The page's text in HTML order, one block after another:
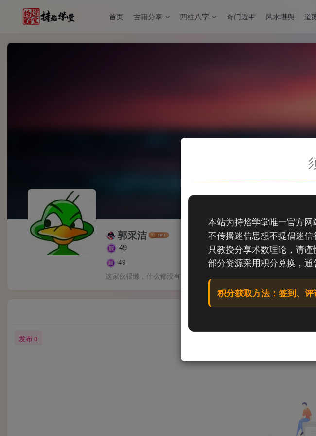
首页 古籍分享 四柱八字 奇门遁甲 风水堪舆 道
郭采洁
49
49
这家伙很懒，什么都没有写...
发布0
本站为持焰学堂唯一官方网
不传播迷信思想不提倡迷信
只教授分享术数理论，请谨
部分资源采用积分兑换，通
积分获取方法：签到、